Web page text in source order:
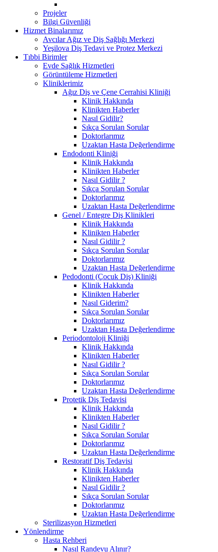
Projeler
Bilgi Güvenliği
Hizmet Binalarımız
Avcılar Ağız ve Diş Sağlığı Merkezi
Yeşilova Diş Tedavi ve Protez Merkezi
Tıbbi Birimler
Evde Sağlık Hizmetleri
Görüntüleme Hizmetleri
Kliniklerimiz
Ağız Diş ve Çene Cerrahisi Kliniği
Klinik Hakkında
Klinikten Haberler
Nasıl Gidilir?
Sıkça Sorulan Sorular
Doktorlarımız
Uzaktan Hasta Değerlendirme
Endodonti Kliniği
Klinik Hakkında
Klinikten Haberler
Nasıl Gidilir ?
Sıkça Sorulan Sorular
Doktorlarımız
Uzaktan Hasta Değerlendirme
Genel / Entegre Diş Klinikleri
Klinik Hakkında
Klinikten Haberler
Nasıl Gidilir ?
Sıkça Sorulan Sorular
Doktorlarımız
Uzaktan Hasta Değerlendirme
Pedodonti (Çocuk Diş) Kliniği
Klinik Hakkında
Klinikten Haberler
Nasıl Giderim?
Sıkça Sorulan Sorular
Doktorlarımız
Uzaktan Hasta Değerlendirme
Periodontoloji Kliniği
Klinik Hakkında
Klinikten Haberler
Nasıl Gidilir ?
Sıkça Sorulan Sorular
Doktorlarımız
Uzaktan Hasta Değerlendirme
Protetik Diş Tedavisi
Klinik Hakkında
Klinikten Haberler
Nasıl Gidilir ?
Sıkça Sorulan Sorular
Doktorlarımız
Uzaktan Hasta Değerlendirme
Restoratif Diş Tedavisi
Klinik Hakkında
Klinikten Haberler
Nasıl Gidilir ?
Sıkça Sorulan Sorular
Doktorlarımız
Uzaktan Hasta Değerlendirme
Sterilizasyon Hizmetleri
Yönlendirme
Hasta Rehberi
Nasıl Randevu Alınır?